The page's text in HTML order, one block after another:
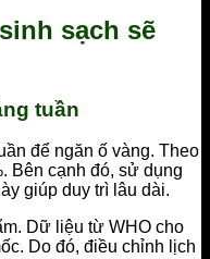
sạch sẽ
tuần
để ngăn ố vàng. Theo
Bên cạnh đó, sử dụng
giúp duy trì lâu dài.
Dữ liệu từ WHO cho
Do đó, điều chỉnh lịch